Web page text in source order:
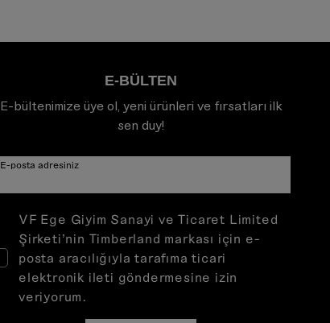
E-BÜLTEN
E-bültenimize üye ol, yeni ürünleri ve fırsatları ilk
sen duy!
E-posta adresiniz
VF Ege Giyim Sanayi ve Ticaret Limited
Şirketi’nin Timberland markası için e-
posta aracılığıyla tarafıma ticari
elektronik ileti göndermesine izin
veriyorum.